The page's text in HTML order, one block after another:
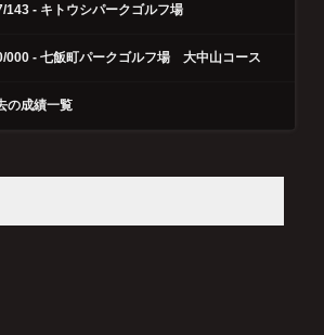
143 - キトウシパークゴルフ場
000 - 七飯町パークゴルフ場 大中山コース
の成績一覧